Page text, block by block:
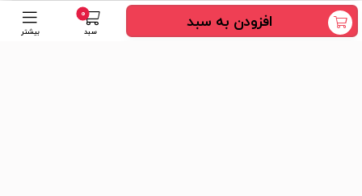
افزودن به سبد 0
سبد بیشتر حریم خصوصی